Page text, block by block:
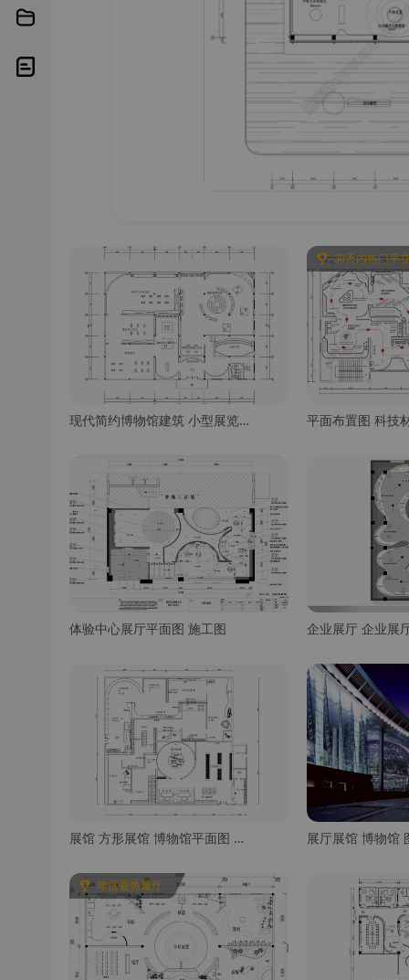
现代简约博物馆建筑 小型展览馆 历史文化展厅平面 文物展厅博物馆 民俗博物馆 现代文化展厅 施工图 平面布置图 科技
30天内热门平
体验中心展厅平面图 施工图
展馆 方形展馆 博物馆平面图 酱文化展览馆 展厅平面图 平面图优化 施工图
年度最热展厅